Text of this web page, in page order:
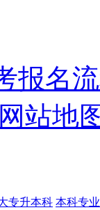
报名
网站地
专升本科 本科专业